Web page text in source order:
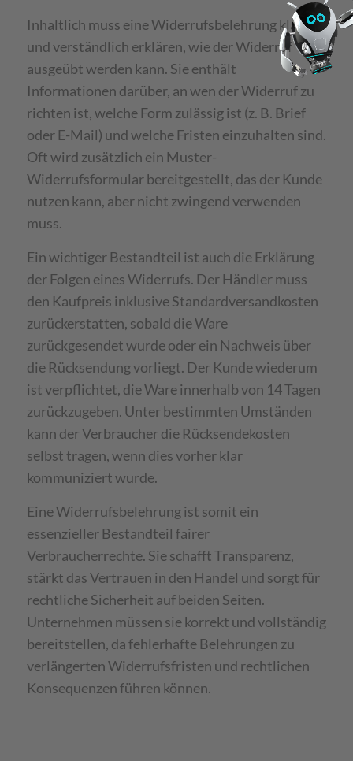
Inhaltlich muss eine Widerrufsbelehrung klar
und verständlich erklären, wie der Widerruf
ausgeübt werden kann. Sie enthält
Informationen darüber, an wen der Widerruf zu
richten ist, welche Form zulässig ist (z. B. Brief
oder E-Mail) und welche Fristen einzuhalten sind.
Oft wird zusätzlich ein Muster-
Widerrufsformular bereitgestellt, das der Kunde
nutzen kann, aber nicht zwingend verwenden
muss.
Ein wichtiger Bestandteil ist auch die Erklärung
der Folgen eines Widerrufs. Der Händler muss
den Kaufpreis inklusive Standardversandkosten
zurückerstatten, sobald die Ware
zurückgesendet wurde oder ein Nachweis über
die Rücksendung vorliegt. Der Kunde wiederum
ist verpflichtet, die Ware innerhalb von 14 Tagen
zurückzugeben. Unter bestimmten Umständen
kann der Verbraucher die Rücksendekosten
selbst tragen, wenn dies vorher klar
kommuniziert wurde.
Eine Widerrufsbelehrung ist somit ein
essenzieller Bestandteil fairer
Verbraucherrechte. Sie schafft Transparenz,
stärkt das Vertrauen in den Handel und sorgt für
rechtliche Sicherheit auf beiden Seiten.
Unternehmen müssen sie korrekt und vollständig
bereitstellen, da fehlerhafte Belehrungen zu
verlängerten Widerrufsfristen und rechtlichen
Konsequenzen führen können.